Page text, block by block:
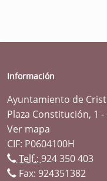
Información
Ayuntamiento de
Plaza Constitución, 1
Ver mapa
CIF: P0604100H
Telf.: 924 350 403
Fax: 924351382